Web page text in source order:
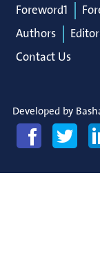
Foreword1
Authors
Contact Us
Developed by